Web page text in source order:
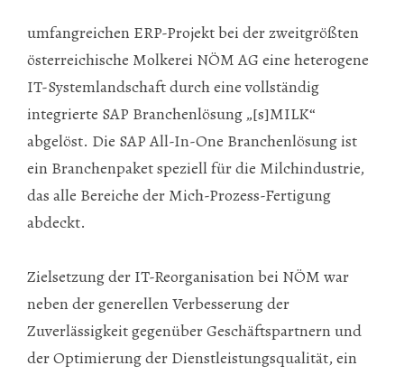
umfangreichen ERP-Projekt bei der zweitgrößten
österreichische Molkerei NÖM AG eine heterogene
IT-Systemlandschaft durch eine vollständig
integrierte SAP Branchenlösung „[s]MILK“
abgelöst. Die SAP All-In-One Branchenlösung ist
ein Branchenpaket speziell für die Milchindustrie,
das alle Bereiche der Mich-Prozess-Fertigung
abdeckt.
Zielsetzung der IT-Reorganisation bei NÖM war
neben der generellen Verbesserung der
Zuverlässigkeit gegenüber Geschäftspartnern und
der Optimierung der Dienstleistungsqualität, ein